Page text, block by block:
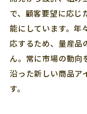
で、顧客要望に応じ
能にしています。年
応するため、量産品
ん。常に市場の動向
沿った新しい商品ア
す。